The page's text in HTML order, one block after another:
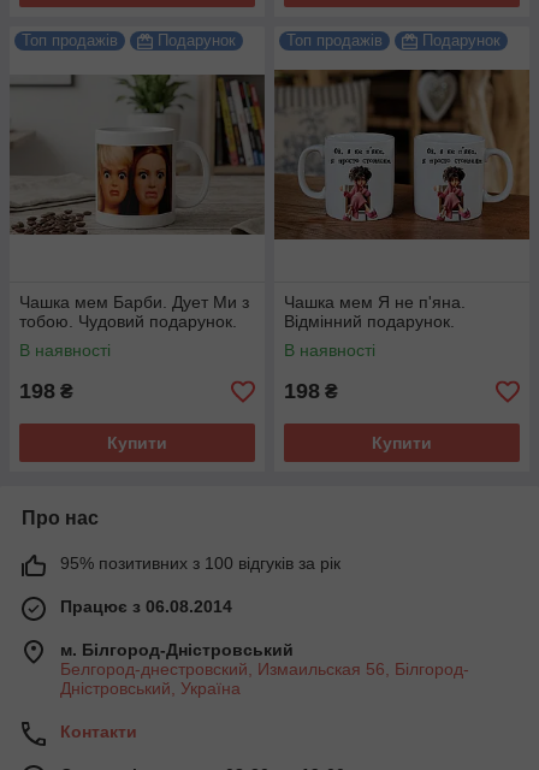
Топ продажів Подарунок
Чашка мем Барби. Дует Ми з
тобою. Чудовий подарунок.
В наявності
198 ₴
Купити
Топ продажів Подарунок
Чашка мем Я не п'яна.
Відмінний подарунок.
В наявності
198 ₴
Купити
Про нас
95% позитивних з 100 відгуків за рік
Працює з 06.08.2014
м. Білгород-Дністровський
Белгород-днестровский, Измаильская 56, Білгород-
Дністровський, Україна
Контакти